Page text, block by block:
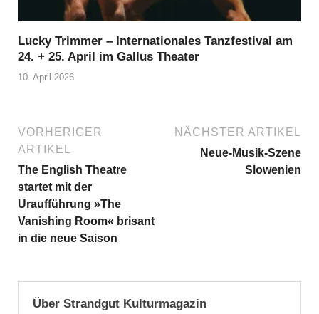
Lucky Trimmer – Internationales Tanzfestival am
24. + 25. April im Gallus Theater
10. April 2026
VORHERIGER
ARTIKEL
The English Theatre
startet mit der
Uraufführung »The
Vanishing Room« brisant
in die neue Saison
NÄCHSTER ARTIKEL
Neue-Musik-Szene
Slowenien
Über Strandgut Kulturmagazin